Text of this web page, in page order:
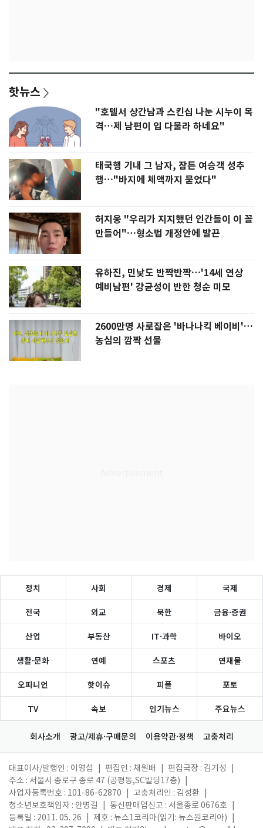
핫뉴스
"호텔서 상간남과 스킨십 나눈 시누이 목
격…제 남편이 입 다물라 하네요"
태국행 기내 그 남자, 잠든 여승객 성추
행…"바지에 체액까지 묻었다"
허지웅 "우리가 지지했던 인간들이 이 꼴
만들어"…형소법 개정안에 발끈
유하진, 민낯도 반짝반짝…'14세 연상
예비남편' 강균성이 반한 청순 미모
2600만명 사로잡은 '바나나킥 베이비'…
농심의 깜짝 선물
정치 사회 경제 국제
전국 외교 북한 금융·증권
산업 부동산 IT·과학 바이오
생활·문화 연예 스포츠 연재물
오피니언 핫이슈 피플 포토
TV 속보 인기뉴스 주요뉴스
회사소개 광고/제휴·구매문의 이용약관·정책 고충처리
대표이사/발행인 : 이영섭 편집인 : 채원배 편집국장 : 김기성
주소 : 서울시 종로구 종로 47 (공평동,SC빌딩17층)
사업자등록번호 : 101-86-62870
고충처리인 : 김성환
청소년보호책임자 : 안병길
통신판매업신고 : 서울종로 0676호
등록일 : 2011. 05. 26
제호 : 뉴스1코리아(읽기: 뉴스원코리아)